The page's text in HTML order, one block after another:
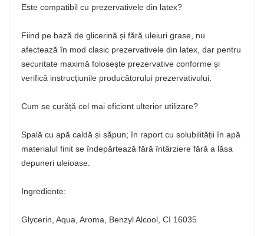
Este compatibil cu prezervativele din latex?
Fiind pe bază de glicerină și fără uleiuri grase, nu
afectează în mod clasic prezervativele din latex, dar pentru
securitate maximă folosește prezervative conforme și
verifică instrucțiunile producătorului prezervativului.
Cum se curăță cel mai eficient ulterior utilizare?
Spală cu apă caldă și săpun; în raport cu solubilității în apă
materialul finit se îndepărtează fără întârziere fără a lăsa
depuneri uleioase.
Ingrediente:
Glycerin, Aqua, Aroma, Benzyl Alcool, CI 16035